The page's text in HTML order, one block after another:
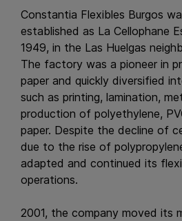
Constantia Flexibles Burgos
established as La Cellophane
1949, in the Las Huelgas
The factory was a pioneer in
paper and quickly diversified
such as printing, lamination,
production of polyethylene,
paper. Despite the decline of
due to the rise of
adapted and continued its
operations.
2001, the company moved its